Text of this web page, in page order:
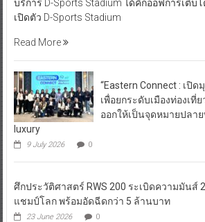
บริการ D-Sports Stadium ได้คิกออฟการเติบ
เปิดตัว D-Sports Stadium
Read More
“Eastern Connect : เปิด
เพื่อยกระดับเมืองท่องเที่
ออกให้เป็นจุดหมายปลา
luxury
9 July 2026 0
ศึกประวัติศาสตร์ RWS 200 ระเบิดความมันส์
แชมป์โลก พร้อมอัดฉีดกว่า 5 ล้านบาท
23 June 2026 0